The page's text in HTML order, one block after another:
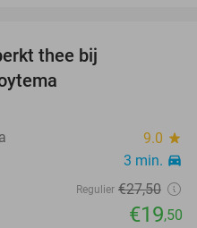
thee bij
9.0 star
3 min. directions_car
Regulier €27,50
€19,50